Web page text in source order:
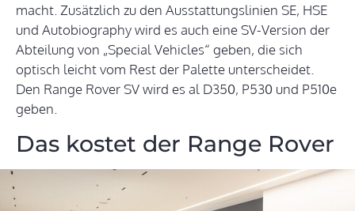
macht. Zusätzlich zu den Ausstattungslinien SE, HSE
und Autobiography wird es auch eine SV-Version der
Abteilung von „Special Vehicles“ geben, die sich
optisch leicht vom Rest der Palette unterscheidet.
Den Range Rover SV wird es al D350, P530 und P510e
geben.
Das kostet der Range Rover